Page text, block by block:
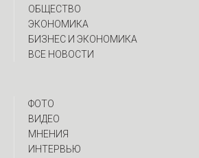
ОБЩЕСТВО
ЭКОНОМИКА
БИЗНЕС И ЭКОНОМИКА
ВСЕ НОВОСТИ
ФОТО
ВИДЕО
МНЕНИЯ
ИНТЕРВЬЮ